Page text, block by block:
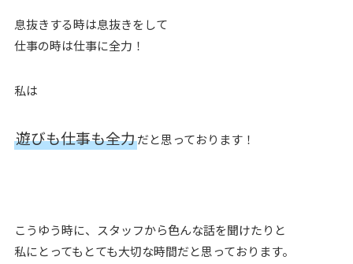
息抜きする時は息抜きをして
仕事の時は仕事に全力！
私は
遊びも仕事も全力だと思っております！
こうゆう時に、スタッフから色んな話を聞けたりと
私にとってもとても大切な時間だと思っております。